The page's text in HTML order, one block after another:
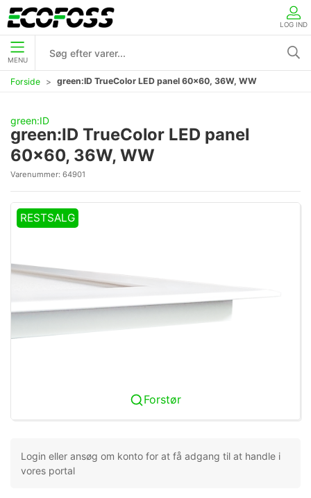
LOG IND
MENU
Forside green:ID TrueColor LED panel 60x60, 36W, WW
green:ID
green:ID TrueColor LED panel
60x60, 36W, WW
Varenummer: 64901
RESTSALG
Forstør
Login eller ansøg om konto for at få adgang til at handle i
vores portal